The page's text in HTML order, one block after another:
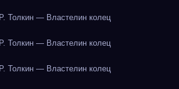
Толкин — Властелин колец
Толкин — Властелин колец
Толкин — Властелин колец